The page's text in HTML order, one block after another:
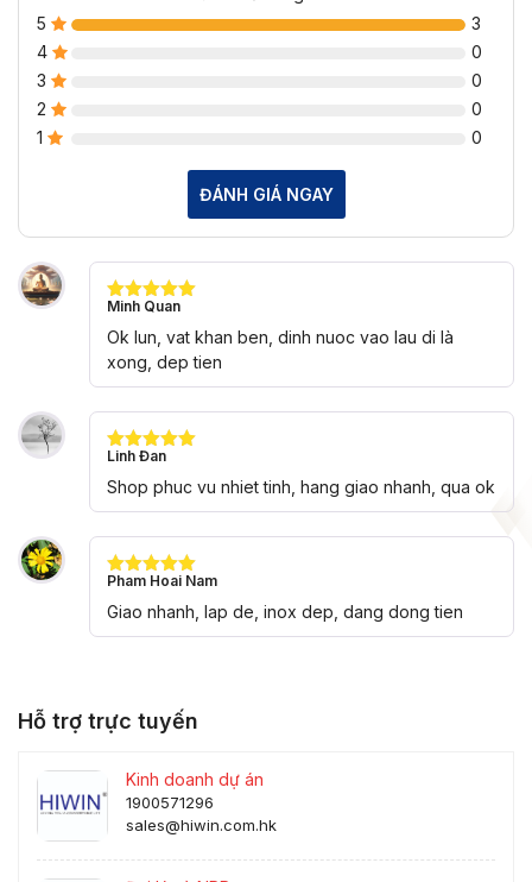
5
3
4
0
3
0
2
0
1
0
ĐÁNH GIÁ NGAY
Được xếp
hạng
sao
Minh Quan
Ok lun, vat khan ben, dinh nuoc vao lau di là
xong, dep tien
Được xếp
hạng
5
sao
Linh Đan
Shop phuc vu nhiet tinh, hang giao nhanh, qua ok
Được xếp
hạng
5
sao
Pham Hoai Nam
Giao nhanh, lap de, inox dep, dang dong tien
Hỗ trợ trực tuyến
Kinh doanh dự án
1900571296
sales@hiwin.com.hk